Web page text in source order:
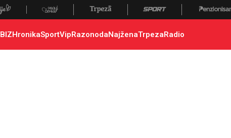
BIZHronikaSportVipRazonodaNajženaTrpezaRadio